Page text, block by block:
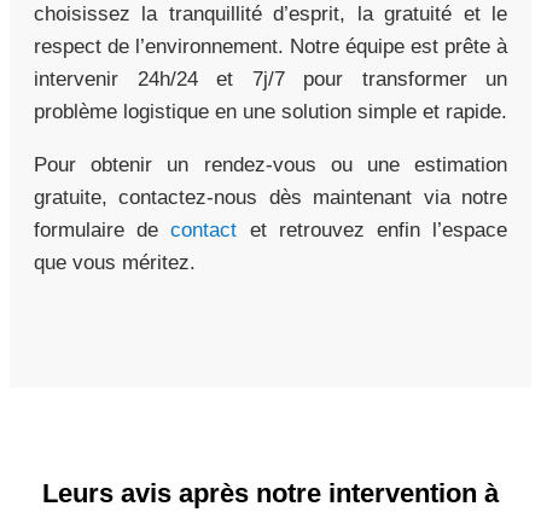
choisissez la tranquillité d’esprit, la gratuité et le
respect de l’environnement. Notre équipe est prête à
intervenir 24h/24 et 7j/7 pour transformer un
problème logistique en une solution simple et rapide.
Pour obtenir un rendez-vous ou une estimation
gratuite, contactez-nous dès maintenant via notre
formulaire decontact et retrouvez enfin l’espace
que vous méritez.
Leurs avis après notre intervention à